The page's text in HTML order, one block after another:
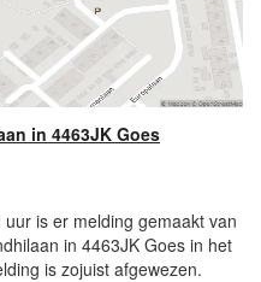
in 4463JK Goes
is er melding gemaakt van
in 4463JK Goes in het
is zojuist afgewezen.